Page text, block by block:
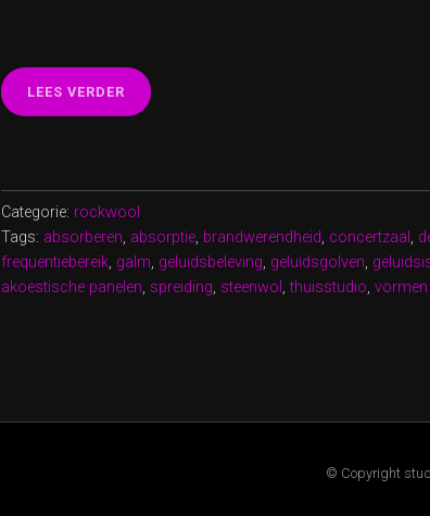
LEES VERDER “OPTIMALISEER
GELUIDSBELEVING
PANELEN”
Categorie: rockwool
Tags: absorberen, absorptie, brandwerendheid, concertzaal ,
frequentiebereik, galm, geluidsbeleving, geluidsgolven,
akoestische panelen, spreiding, steenwol ,thuisstudio,
© Copyright